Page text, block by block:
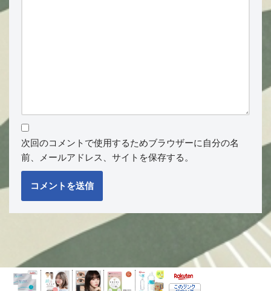
次回のコメントで使用するためブラウザーに自分の名
前、メールアドレス、サイトを保存する。